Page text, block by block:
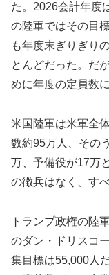
た。2026会計年度
の陸軍ではその目
も年度末ぎりぎり
とんどだった。だ
めに年度の定員数
米国陸軍は米軍全
数約95万人、その
万、予備役が17万
の徴兵はなく、す
トランプ政権の陸
のダン・ドリスコ
集目標は55,000人